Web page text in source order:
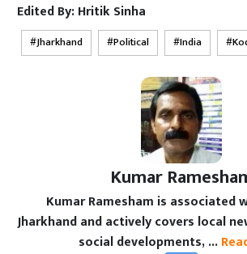
Edited By:Hritik Sinha
Jharkhand Political India
Kumar
Kumar Ramesham is associated
Jharkhand and actively covers local
social developments, ...